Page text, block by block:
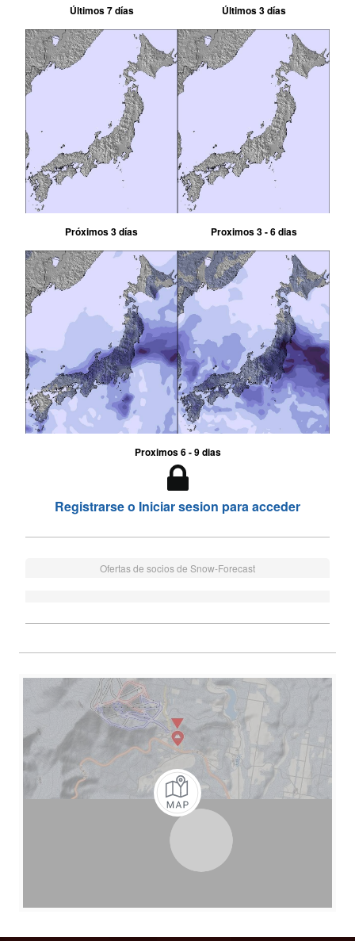
Últimos 7 días Últimos 3 días
Próximos 3 días Proximos 3 - 6 dias
Proximos 6 - 9 dias
Registrarse o Iniciar sesion para acceder
Ofertas de socios de Snow-Forecast